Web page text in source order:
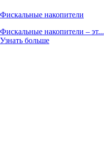
Фискальные накопители
Фискальные накопители – эт...
Узнать больше